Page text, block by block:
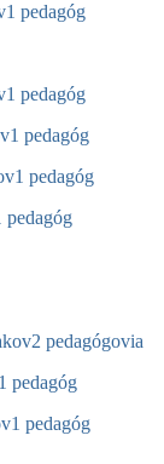
pedagóg
pedagógovia